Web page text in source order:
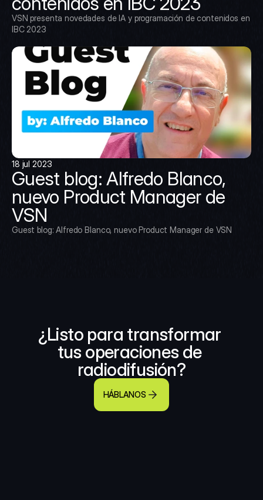
VSN presenta novedades de IA y programación de contenidos en
IBC 2023
18 jul 2023
Guest blog: Alfredo Blanco,
nuevo Product Manager de
VSN
Guest blog: Alfredo Blanco, nuevo Product Manager de VSN
¿Listo para transformar
tus operaciones de
radiodifusión?
HÁBLANOS